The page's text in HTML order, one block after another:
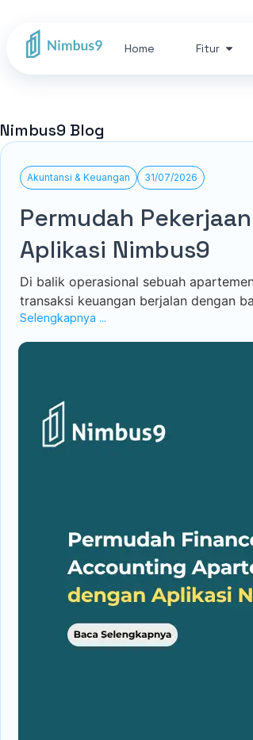
Home Fitur
Nimbus9 Blog
Akuntansi & Keuangan 31/07/2026
Permudah
Aplikasi Nimbus9
Di balik operasional sebuah
transaksi keuangan berjalan dengan
Selengkapnya ...